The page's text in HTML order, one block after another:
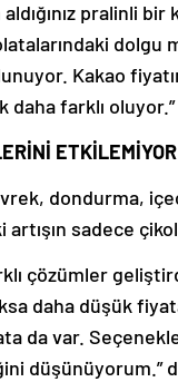
pralinli bir
Kakao
farklı
ETKİLEMİYOR
dondurma,
artışın sadece
çözümler
daha düşük
da var.
düşünüyorum.”